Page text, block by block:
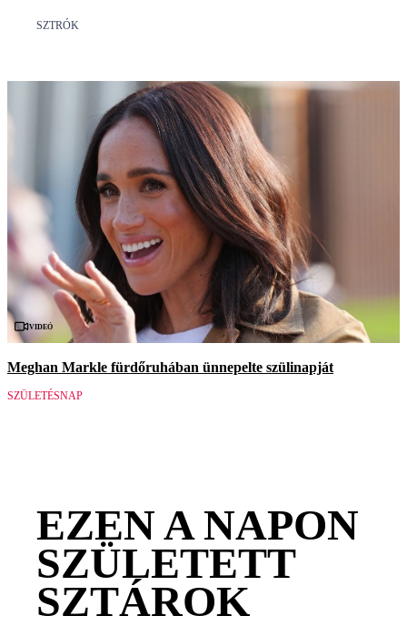
SZTRÓK
Videó
Meghan Markle fürdőruhában ünnepelte szülinapját
SZÜLETÉSNAP
EZEN A NAPON
SZÜLETETT
SZTÁROK